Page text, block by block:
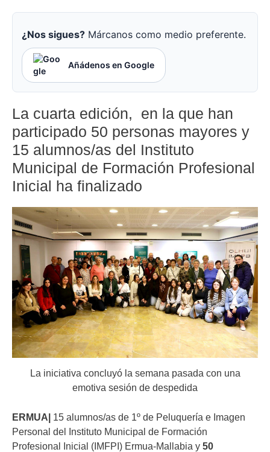
¿Nos sigues? Márcanos como medio preferente.
Añádenos en Google
La cuarta edición, en la que han
participado 50 personas mayores y
15 alumnos/as del Instituto
Municipal de Formación Profesional
Inicial ha finalizado
La iniciativa concluyó la semana pasada con una
emotiva sesión de despedida
ERMUA| 15 alumnos/as de 1º de Peluquería e Imagen
Personal del Instituto Municipal de Formación
Profesional Inicial (IMFPI) Ermua-Mallabia y 50